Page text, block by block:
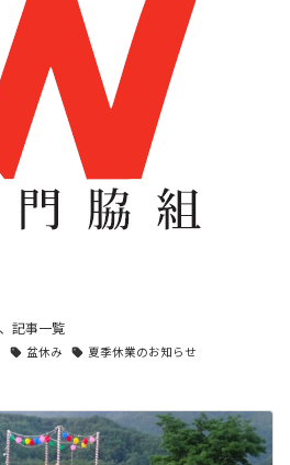
、 記事一覧
盆休み 夏季休業のお知らせ